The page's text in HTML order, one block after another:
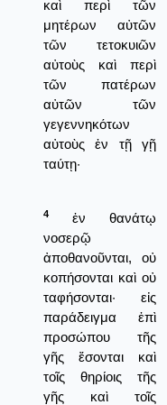
καὶ περὶ τῶν
μητέρων αὐτῶν
τῶν τετοκυιῶν
αὐτοὺς καὶ περὶ
τῶν πατέρων
αὐτῶν τῶν
γεγεννηκότων
αὐτοὺς ἐν τῇ γῇ
ταύτῃ·
4
ἐν θανάτῳ
νοσερῷ
ἀποθανοῦνται, οὐ
κοπήσονται καὶ οὐ
ταφήσονται· εἰς
παράδειγμα ἐπὶ
προσώπου τῆς
γῆς ἔσονται καὶ
τοῖς θηρίοις τῆς
γῆς καὶ τοῖς